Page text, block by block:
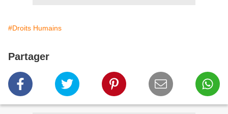
#Droits Humains
Partager